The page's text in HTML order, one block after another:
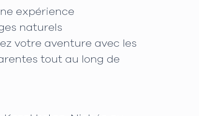
expérience
naturels
votre aventure avec les
tout au long de